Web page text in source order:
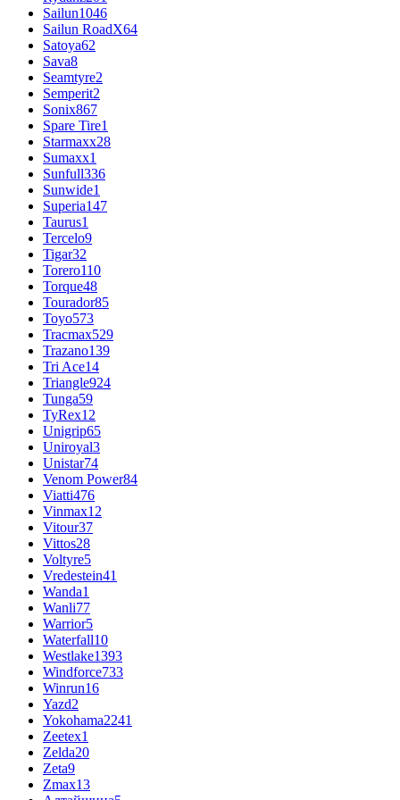
Sailun1046
Sailun RoadX64
Satoya62
Sava8
Seamtyre2
Semperit2
Sonix867
Spare Tire1
Starmaxx28
Sumaxx1
Sunfull336
Sunwide1
Superia147
Taurus1
Tercelo9
Tigar32
Torero110
Torque48
Tourador85
Toyo573
Tracmax529
Trazano139
Tri Ace14
Triangle924
Tunga59
TyRex12
Unigrip65
Uniroyal3
Unistar74
Venom Power84
Viatti476
Vinmax12
Vitour37
Vittos28
Voltyre5
Vredestein41
Wanda1
Wanli77
Warrior5
Waterfall10
Westlake1393
Windforce733
Winrun16
Yazd2
Yokohama2241
Zeetex1
Zelda20
Zeta9
Zmax13